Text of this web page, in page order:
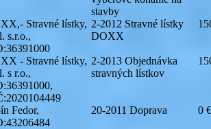
stavby
Stravné lístky,
s.r.o.,
2-2012 Stravné lístky
DOXX
- Stravné lístky,
s r.o.,
2-2013 Objednávka
stravných lístkov
Fedor,
20-2011 Doprava 0 €